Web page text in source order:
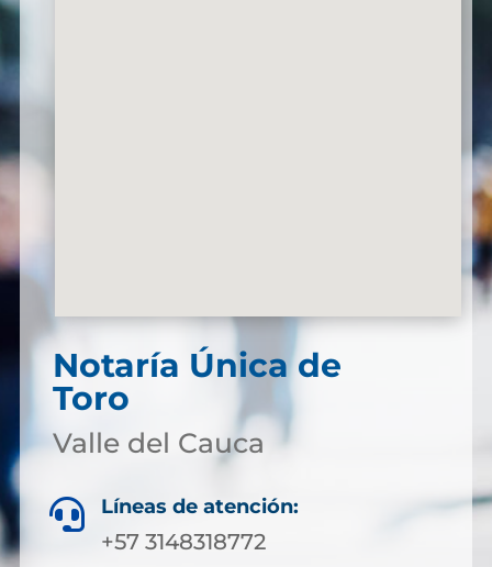
Notaría Única de
Toro
Valle del Cauca
 Líneas de atención:
+57 3148318772